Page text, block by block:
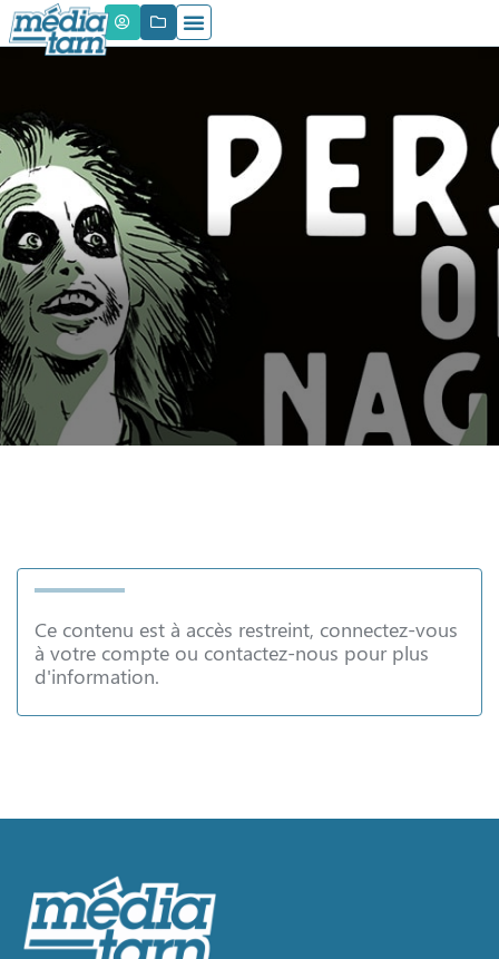
Ce contenu est à accès restreint, connectez-vous
à votre compte ou contactez-nous pour plus
d'information.